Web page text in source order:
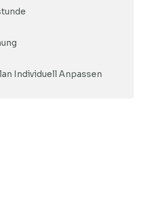
Individuell Anpassen